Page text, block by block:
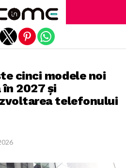
cinci modele noi
în 2027 şi
telefonului
version